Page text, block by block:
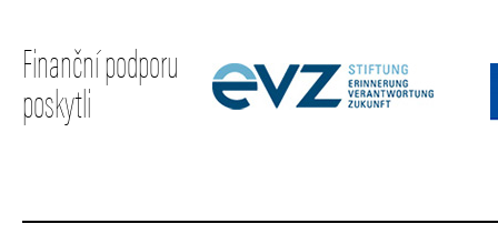
Finanční podporu
poskytli